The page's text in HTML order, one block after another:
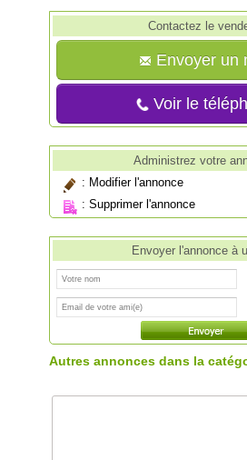
Contactez le
Envoyer un
Voir le
Administrez votre
: Modifier l'annonce
:Supprimer l'annonce
Envoyer l'annonce à
Autres annonces dans la